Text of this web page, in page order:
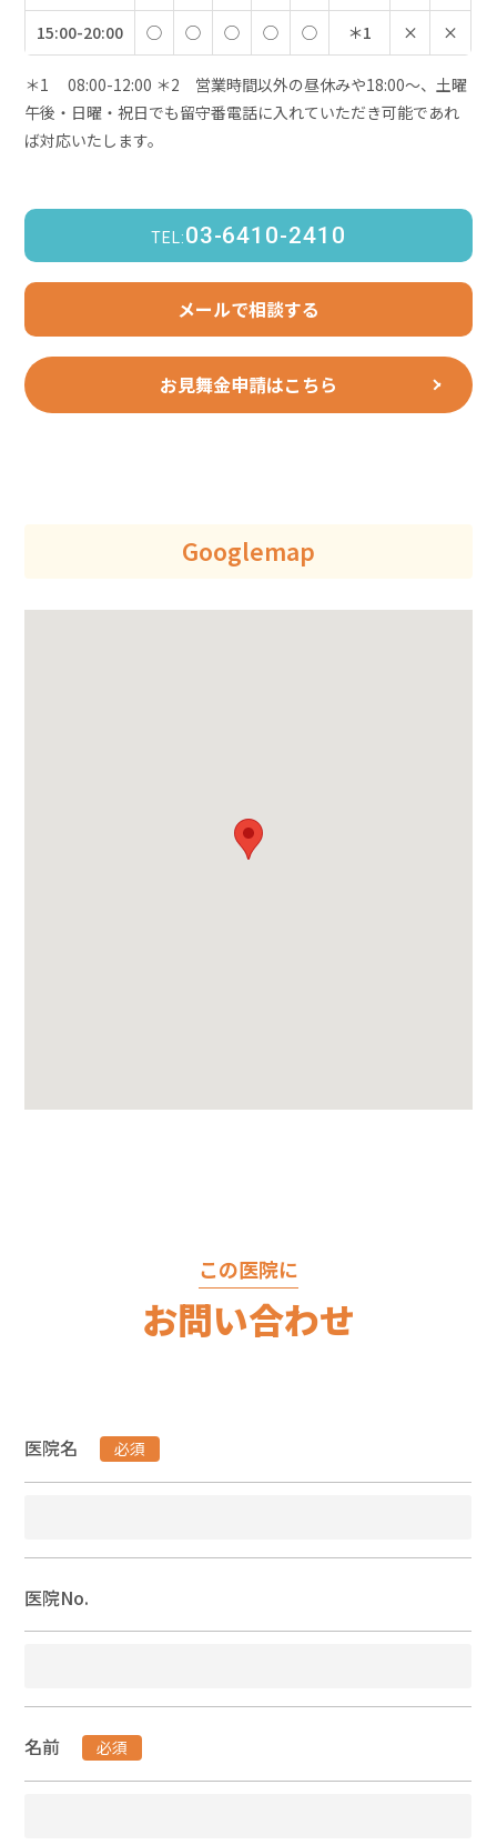
15:00-20:00
◯ ◯ ◯ ◯ ◯ ＊1 × ×
＊1 08:00-12:00 ＊2 営業時間以外の昼休みや18:00～、土曜
午後・日曜・祝日でも留守番電話に入れていただき可能であれ
ば対応いたします。
TEL:03-6410-2410
メールで相談する
お見舞金申請はこちら
Googlemap
この医院に
お問い合わせ
医院名 必須
医院No.
名前 必須